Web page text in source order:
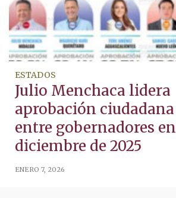
ESTADOS
Julio Menchaca lidera
aprobación ciudadana
entre gobernadores en
diciembre de 2025
ENERO 7, 2026